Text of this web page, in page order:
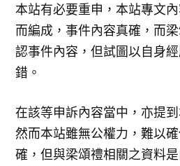
本站有必要重申，本站專文
而編成，事件內容真確，而
認事件內容，但試圖以自身
錯。
在該等申訴內容當中，亦提
然而本站雖無公權力，難以
確，但與梁頌禮相關之資料